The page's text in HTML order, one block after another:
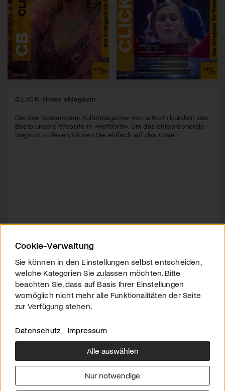
CLICK Unser eMagazin
Die drei kostenlosen Kulturmagazine von arttv.ch bündeln das
Beste unsere Website in «Heftform». Um das entsprechende
Magazin zu lesen, klicken Sie einfach auf das Cover.
Über uns
Downloads
Werben
Impressum
Cookie-Verwaltung
Sie können in den Einstellungen selbst entscheiden,
welche Kategorien Sie zulassen möchten. Bitte
beachten Sie, dass auf Basis Ihrer Einstellungen
womöglich nicht mehr alle Funktionalitäten der Seite
zur Verfügung stehen.
Datenschutz Impressum
Alle auswählen
Nur notwendige